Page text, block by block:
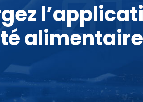
alimentaire